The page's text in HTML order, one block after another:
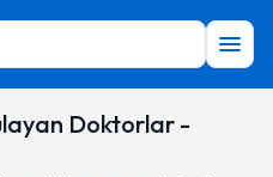
Doktorlar -